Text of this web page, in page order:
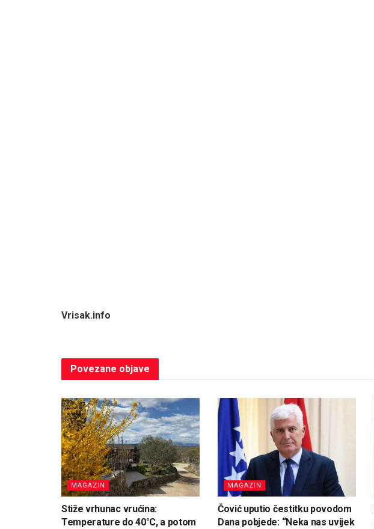
Vrisak.info
Povezane objave
MAGAZIN
Stiže vrhunac vrućina:
Temperature do 40°C, a potom
MAGAZIN
Čović uputio čestitku povodom
Dana pobjede: “Neka nas uvijek